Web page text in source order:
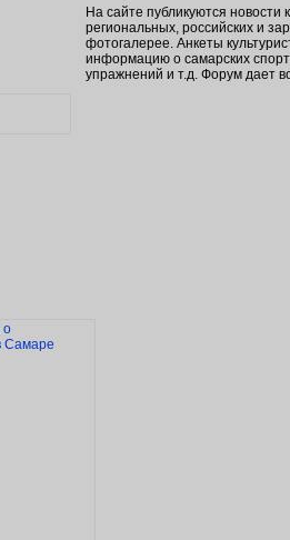
На сайте публикуются
региональных, российских и
фотогалерее. Анкеты
информацию о самарских
упражнений и т.д. Форум дает